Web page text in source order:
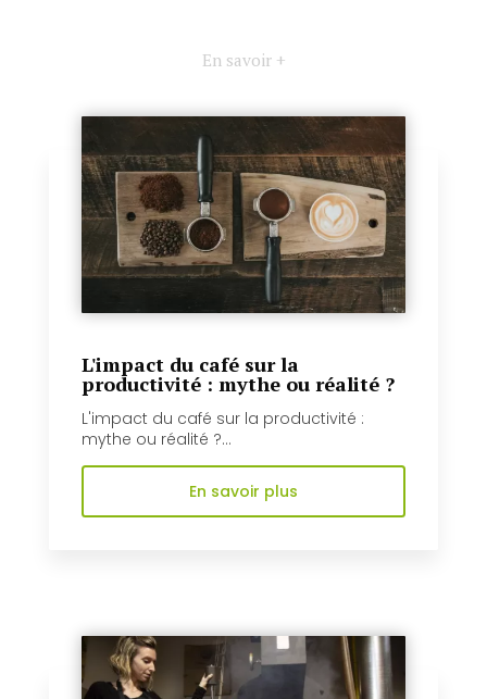
En savoir +
L'impact du café sur la
productivité : mythe ou réalité ?
L'impact du café sur la productivité :
mythe ou réalité ?...
En savoir plus